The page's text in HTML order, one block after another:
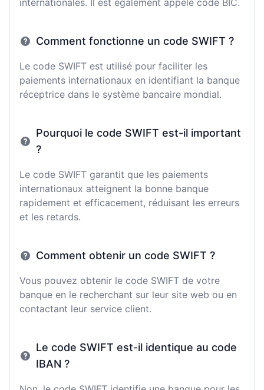
internationales. Il est également appelé code BIC.
Comment fonctionne un code SWIFT ?
Le code SWIFT est utilisé pour faciliter les
paiements internationaux en identifiant la banque
réceptrice dans le système bancaire mondial.
Pourquoi le code SWIFT est-il important
?
Le code SWIFT garantit que les paiements
internationaux atteignent la bonne banque
rapidement et efficacement, réduisant les erreurs
et les retards.
Comment obtenir un code SWIFT ?
Vous pouvez obtenir le code SWIFT de votre
banque en le recherchant sur leur site web ou en
contactant leur service client.
Le code SWIFT est-il identique au code
IBAN ?